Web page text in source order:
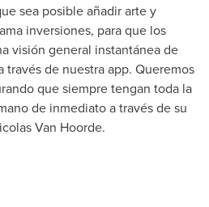
sea posible añadir arte y
inversiones, para que los
visión general instantánea de
de nuestra app. Queremos
que siempre tengan toda la
de inmediato a través de su
Van Hoorde.